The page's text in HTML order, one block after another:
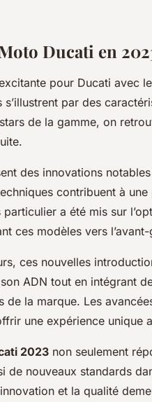
Ducati en
pour Ducati avec
s’illustrent par des
de la gamme, on
des innovations
contribuent à
a été mis sur
ces modèles vers
ces nouvelles
ADN tout en intégrant
de la marque. Les
une expérience unique
2023 non seulement
de nouveaux standards
et la qualité